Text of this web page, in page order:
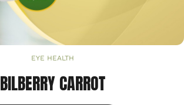
EYE HEALTH
BILBERRY CARROT